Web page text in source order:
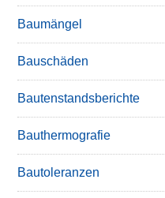
Baumängel
Bauschäden
Bautenstandsberichte
Bauthermografie
Bautoleranzen